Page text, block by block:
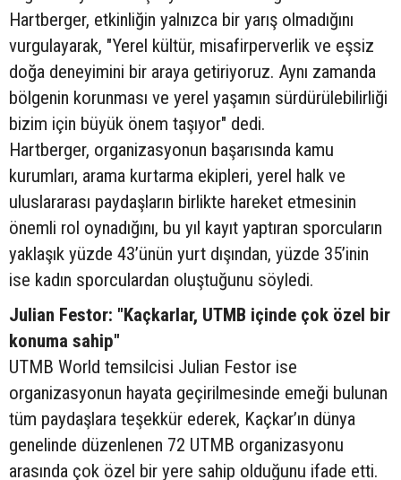
Hartberger, etkinliğin yalnızca bir yarış olmadığını
vurgulayarak, "Yerel kültür, misafirperverlik ve eşsiz
doğa deneyimini bir araya getiriyoruz. Aynı zamanda
bölgenin korunması ve yerel yaşamın sürdürülebilirliği
bizim için büyük önem taşıyor" dedi.
Hartberger, organizasyonun başarısında kamu
kurumları, arama kurtarma ekipleri, yerel halk ve
uluslararası paydaşların birlikte hareket etmesinin
önemli rol oynadığını, bu yıl kayıt yaptıran sporcuların
yaklaşık yüzde 43’ünün yurt dışından, yüzde 35’inin
ise kadın sporculardan oluştuğunu söyledi.
Julian Festor: "Kaçkarlar, UTMB içinde çok özel bir
konuma sahip"
UTMB World temsilcisi Julian Festor ise
organizasyonun hayata geçirilmesinde emeği bulunan
tüm paydaşlara teşekkür ederek, Kaçkar’ın dünya
genelinde düzenlenen 72 UTMB organizasyonu
arasında çok özel bir yere sahip olduğunu ifade etti.